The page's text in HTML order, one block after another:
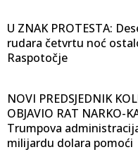
U ZNAK PROTESTA:
rudara četvrtu noć
Raspotočje
NOVI PREDSJEDNIK
OBJAVIO RAT NARKO-
Trumpova
milijardu dolara pomoći